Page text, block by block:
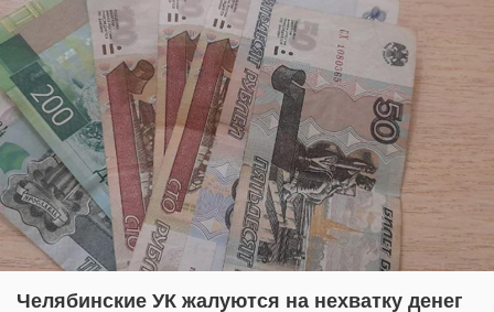
Челябинские УК жалуются на нехватку денег